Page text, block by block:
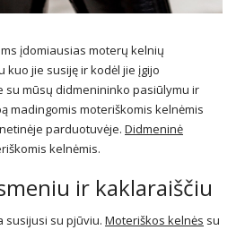
įdomiausias moterų kelnių
kuo jie susiję ir kodėl jie įgijo
su mūsų didmenininko pasiūlymu ir
madingomis moteriškomis kelnėmis
parduotuvėje. Didmeninė
kelnėmis.
ir kaklaraiščiu
susijusi su pjūviu. Moteriškos kelnės su